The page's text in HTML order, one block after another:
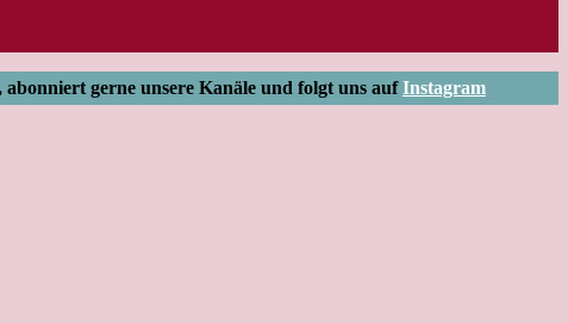
abonniert gerne unsere Kanäle und folgt uns aufInstagram